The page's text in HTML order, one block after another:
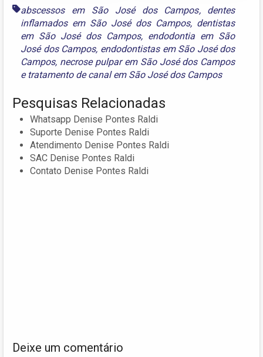
abscessos em São José dos Campos, dentes
inflamados em São José dos Campos, dentistas
em São José dos Campos, endodontia em São
José dos Campos, endodontistas em São José dos
Campos, necrose pulpar em São José dos Campos
e tratamento de canal em São José dos Campos
Pesquisas Relacionadas
Whatsapp Denise Pontes Raldi
Suporte Denise Pontes Raldi
Atendimento Denise Pontes Raldi
SAC Denise Pontes Raldi
Contato Denise Pontes Raldi
Deixe um comentário